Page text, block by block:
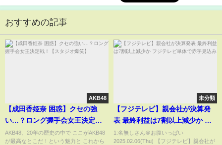
おすすめの記事
AKB48
【成田香姫奈 困惑】クセの強
い…？ロング握手会女王決定
戦！【スタジオ爆笑】
AKB48、20年の歴史の中で ここがAKB48
が最高なとこだ！という魅力と これから
未分類
【フジテレビ】親会社が決算発
表 最終利益は7割以上減少か フ
ジテレビ単体で赤字見込み
1:名無しさん＠お腹いっぱい
2025.02.06(Thu) 【フジテレビ】親会社が